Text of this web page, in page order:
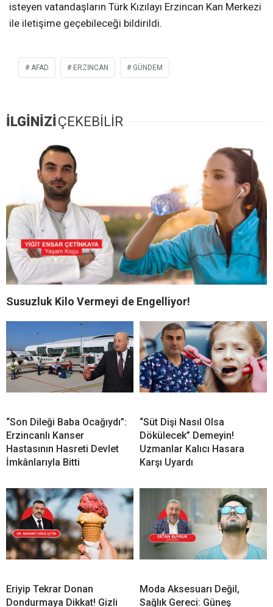
isteyen vatandaşların Türk Kızılayı Erzincan Kan Merkezi
ile iletişime geçebileceği bildirildi.
AFAD ERZİNCAN GÜNDEM
İLGİNİZİÇEKEBİLİR
Susuzluk Kilo Vermeyi de Engelliyor!
“Son Dileği Baba Ocağıydı”:
Erzincanlı Kanser
Hastasının Hasreti Devlet
İmkânlarıyla Bitti
“Süt Dişi Nasıl Olsa
Dökülecek” Demeyin!
Uzmanlar Kalıcı Hasara
Karşı Uyardı
Eriyip Tekrar Donan
Dondurmaya Dikkat! Gizli
Moda Aksesuarı Değil,
Sağlık Gereci: Güneş